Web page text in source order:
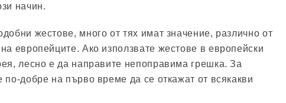
начин.
жестове, много от тях имат значение, различно от
европейците. Ако използвате жестове в европейски
лесно е да направите непоправима грешка. За
по-добре на първо време да се откажат от всякакви